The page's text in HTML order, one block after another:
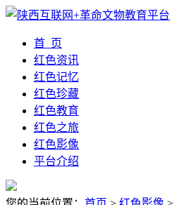
首 页
红色资讯
红色记忆
红色珍藏
红色教育
红色之旅
红色影像
平台介绍